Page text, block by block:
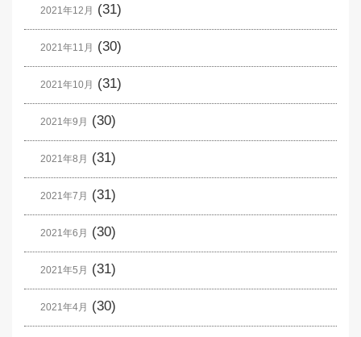
2021年12月 (31)
2021年11月 (30)
2021年10月 (31)
2021年9月 (30)
2021年8月 (31)
2021年7月 (31)
2021年6月 (30)
2021年5月 (31)
2021年4月 (30)